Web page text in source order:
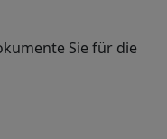
Sie für die